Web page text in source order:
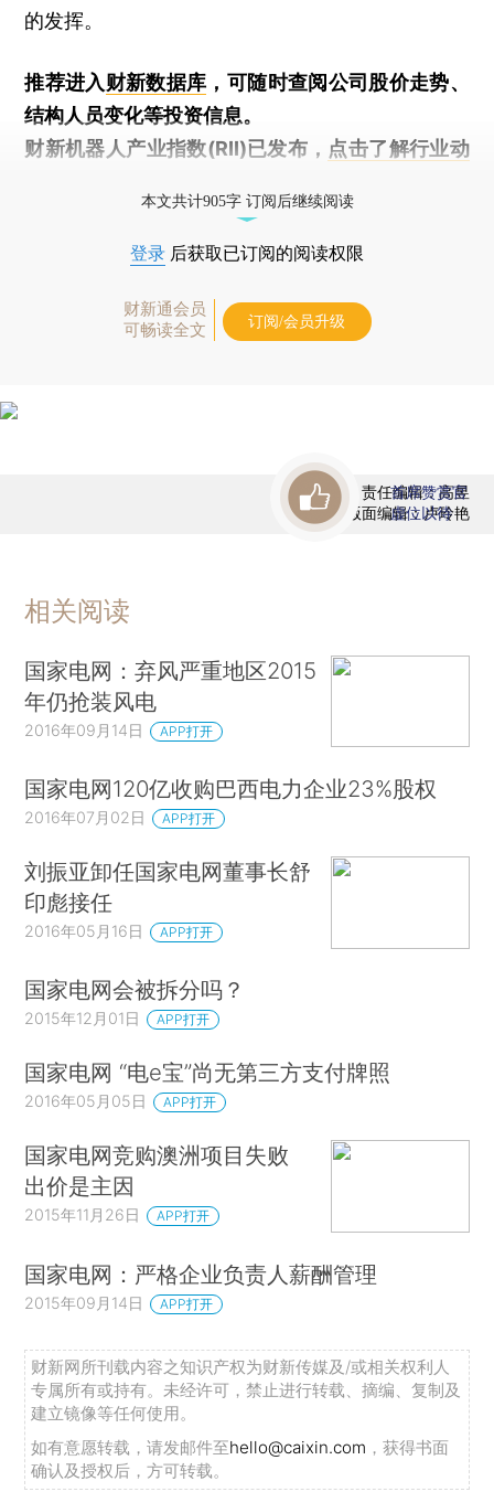
的发挥。
推荐进入财新数据库 ，可随时查阅公司股价走势、
结构人员变化等投资信息。
财新机器人产业指数(RII)已发布， 点击了解行业动
本文共计905字 订阅后继续阅读
登录 后获取已订阅的阅读权限
财新通会员
可畅读全文
订阅/会员升级
责任编辑：高昱
版面编辑：卢玲艳
首席赞赏官
虚位以待
相关阅读
国家电网：弃风严重地区2015
年仍抢装风电
2016年09月14日 APP打开
国家电网120亿收购巴西电力企业23%股权
2016年07月02日 APP打开
刘振亚卸任国家电网董事长舒
印彪接任
2016年05月16日 APP打开
国家电网会被拆分吗？
2015年12月01日 APP打开
国家电网 “电e宝”尚无第三方支付牌照
2016年05月05日 APP打开
国家电网竞购澳洲项目失败
出价是主因
2015年11月26日 APP打开
国家电网：严格企业负责人薪酬管理
2015年09月14日 APP打开
财新网所刊载内容之知识产权为财新传媒及/或相关权利人
专属所有或持有。未经许可，禁止进行转载、摘编、复制及
建立镜像等任何使用。
如有意愿转载，请发邮件至hello@caixin.com ，获得书面
确认及授权后，方可转载。